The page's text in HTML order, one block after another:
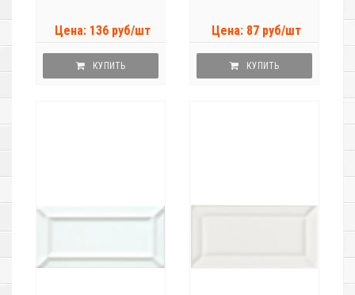
Цена: 136 руб/шт
КУПИТЬ
Цена: 87 руб/шт
КУПИТЬ